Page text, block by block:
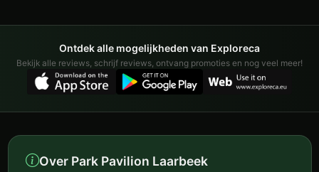
Ontdek alle mogelijkheden van Exploreca
Bekijk alle reviews, schrijf reviews, ontvang promoties en nog veel meer!
Over Park Pavilion Laarbeek